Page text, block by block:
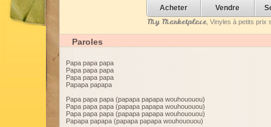
Acheter Vendre
My Marketplace, Vinyles à petits prix
Paroles
Papa papa papa
Papa papa papa
Papa papa papa
Papapa papapa
Papa papa papa (papapa papapa wouhououou)
Papa papa papa (papapa papapa wouhououou)
Papa papa papa (papapa papapa wouhououou)
Papapa papapa (papapa papapa wouhououou)